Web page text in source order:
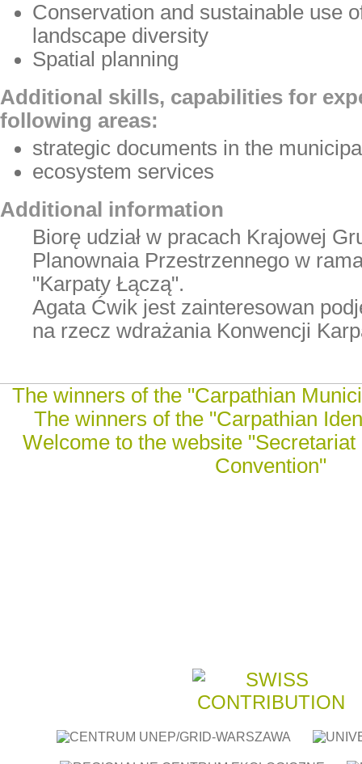
Conservation and sustainable use
landscape diversity
Spatial planning
Additional skills, capabilities for
following areas:
strategic documents in the
ecosystem services
Additional information
Biorę udział w pracach Krajowej
Planownaia Przestrzennego w
"Karpaty Łączą".
Agata Ćwik jest zainteresowan
na rzecz wdrażania Konwencji
The winners of the "Carpathian
The winners of the "Carpathian
Welcome to the website
Convention"